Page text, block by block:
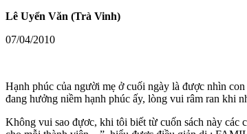
Lê Uyển Văn (Trà Vinh)
07/04/2010
Hạnh phúc của người mẹ ở cuối ngày là được nhìn
đang hưởng niềm hạnh phúc ấy, lòng vui râm ran khi
Không vui sao đựơc, khi tôi biết từ cuốn sách này các